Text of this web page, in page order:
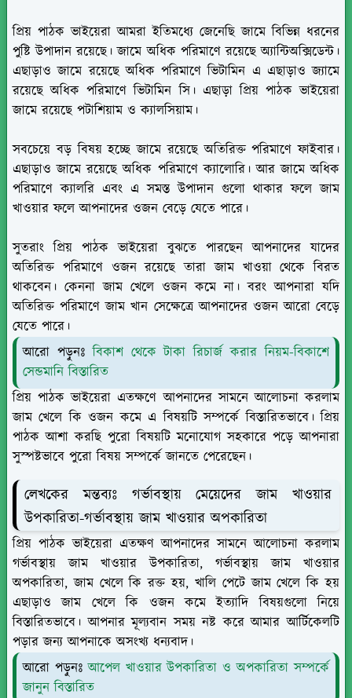
প্রিয় পাঠক ভাইয়েরা আমরা ইতিমধ্যে জেনেছি জামে বিভিন্ন ধরনের
পুষ্টি উপাদান রয়েছে। জামে অধিক পরিমাণে রয়েছে অ্যান্টিঅক্সিডেন্ট।
এছাড়াও জামে রয়েছে অধিক পরিমাণে ভিটামিন এ এছাড়াও জ্যামে
রয়েছে অধিক পরিমাণে ভিটামিন সি। এছাড়া প্রিয় পাঠক ভাইয়েরা
জামে রয়েছে পটাশিয়াম ও ক্যালসিয়াম।
সবচেয়ে বড় বিষয় হচ্ছে জামে রয়েছে অতিরিক্ত পরিমাণে ফাইবার।
এছাড়াও জামে রয়েছে অধিক পরিমাণে ক্যালোরি। আর জামে অধিক
পরিমাণে ক্যালরি এবং এ সমস্ত উপাদান গুলো থাকার ফলে জাম
খাওয়ার ফলে আপনাদের ওজন বেড়ে যেতে পারে।
সুতরাং প্রিয় পাঠক ভাইয়েরা বুঝতে পারছেন আপনাদের যাদের
অতিরিক্ত পরিমাণে ওজন রয়েছে তারা জাম খাওয়া থেকে বিরত
থাকবেন। কেননা জাম খেলে ওজন কমে না। বরং আপনারা যদি
অতিরিক্ত পরিমাণে জাম খান সেক্ষেত্রে আপনাদের ওজন আরো বেড়ে
যেতে পারে।
আরো পড়ুনঃবিকাশ থেকে টাকা রিচার্জ করার নিয়ম-বিকাশে
সেন্ডমানি বিস্তারিত
প্রিয় পাঠক ভাইয়েরা এতক্ষণে আপনাদের সামনে আলোচনা করলাম
জাম খেলে কি ওজন কমে এ বিষয়টি সম্পর্কে বিস্তারিতভাবে। প্রিয়
পাঠক আশা করছি পুরো বিষয়টি মনোযোগ সহকারে পড়ে আপনারা
সুস্পষ্টভাবে পুরো বিষয় সম্পর্কে জানতে পেরেছেন।
লেখকের মন্তব্যঃ গর্ভাবস্থায় মেয়েদের জাম খাওয়ার
উপকারিতা-গর্ভাবস্থায় জাম খাওয়ার অপকারিতা
প্রিয় পাঠক ভাইয়েরা এতক্ষণ আপনাদের সামনে আলোচনা করলাম
গর্ভাবস্থায় জাম খাওয়ার উপকারিতা, গর্ভাবস্থায় জাম খাওয়ার
অপকারিতা, জাম খেলে কি রক্ত হয়, খালি পেটে জাম খেলে কি হয়
এছাড়াও জাম খেলে কি ওজন কমে ইত্যাদি বিষয়গুলো নিয়ে
বিস্তারিতভাবে। আপনার মূল্যবান সময় নষ্ট করে আমার আর্টিকেলটি
পড়ার জন্য আপনাকে অসংখ্য ধন্যবাদ।
আরো পড়ুনঃআপেল খাওয়ার উপকারিতা ও অপকারিতা সম্পর্কে
জানুন বিস্তারিত